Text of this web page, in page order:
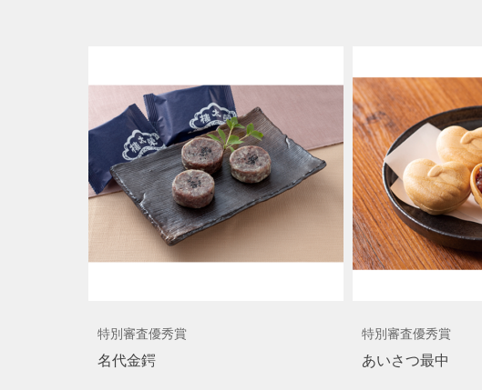
特別審査優秀賞
名代金鍔
特別審査優秀賞
あいさつ最中